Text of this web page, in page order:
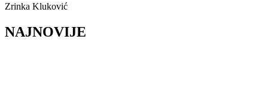
Zrinka Kluković
NAJNOVIJE